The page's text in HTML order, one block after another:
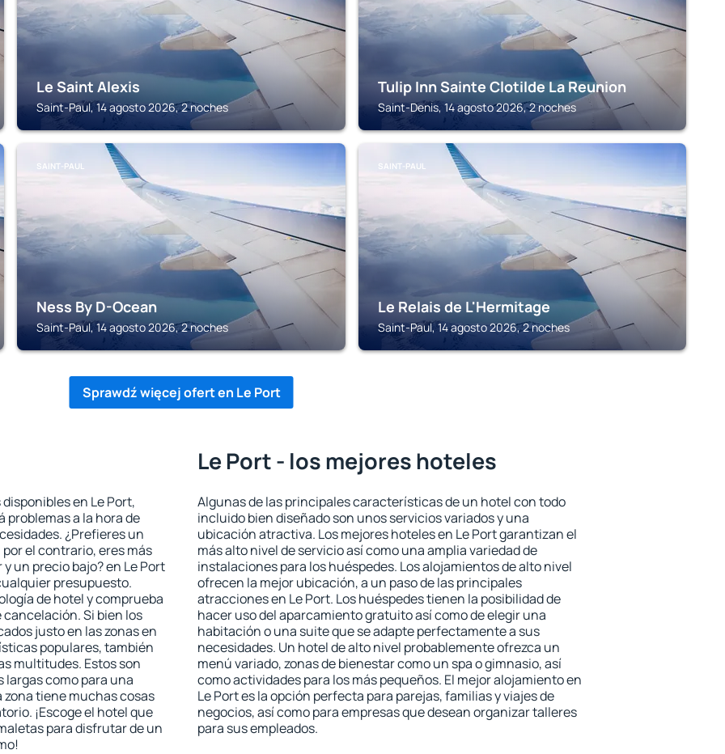
Le Saint Alexis
Saint-Paul, 14 agosto 2026, 2 noches
Tulip Inn Sainte Clotilde La Reunion
Saint-Denis, 14 agosto 2026, 2 noches
SAINT-PAUL
Ness By D-Ocean
Saint-Paul, 14 agosto 2026, 2 noches
SAINT-PAUL
Le Relais de L'Hermitage
Saint-Paul, 14 agosto 2026, 2 noches
Sprawdź więcej ofert en Le Port
en Le Port,
a la hora de
¿Prefieres un
el contrario, eres más
un precio bajo? en Le Port
presupuesto.
de hotel y comprueba
cancelación. Si bien los
justo en las zonas en
populares, también
multitudes. Estos son
como para una
tiene muchas cosas
¡Escoge el hotel que
para disfrutar de un
Le Port - los mejores hoteles
Algunas de las principales características de un hotel con todo
incluido bien diseñado son unos servicios variados y una
ubicación atractiva. Los mejores hoteles en Le Port garantizan el
más alto nivel de servicio así como una amplia variedad de
instalaciones para los huéspedes. Los alojamientos de alto nivel
ofrecen la mejor ubicación, a un paso de las principales
atracciones en Le Port. Los huéspedes tienen la posibilidad de
hacer uso del aparcamiento gratuito así como de elegir una
habitación o una suite que se adapte perfectamente a sus
necesidades. Un hotel de alto nivel probablemente ofrezca un
menú variado, zonas de bienestar como un spa o gimnasio, así
como actividades para los más pequeños. El mejor alojamiento en
Le Port es la opción perfecta para parejas, familias y viajes de
negocios, así como para empresas que desean organizar talleres
para sus empleados.